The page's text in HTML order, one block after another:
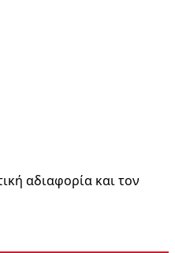
αδιαφορία και τον